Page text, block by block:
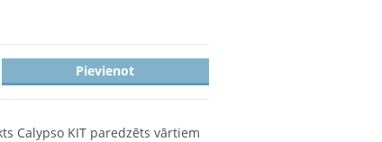
Pievienot
Calypso KIT paredzēts vārtiem